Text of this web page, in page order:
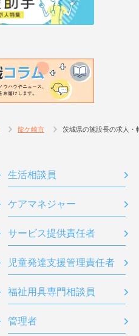
龍ケ崎市 茨城県の施設長の求人・
生活相談員
ケアマネジャー
サービス提供責任者
児童発達支援管理責任者
福祉用具専門相談員
管理者